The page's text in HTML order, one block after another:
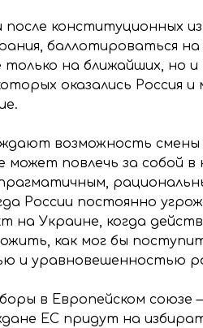
конституционных
баллотироваться
только на ближайших, но
оказались Россия и
возможность смены
может повлечь за собой
России постоянно
Украине, когда
как мог бы
и уравновешенностью
в Европейском
ЕС придут на